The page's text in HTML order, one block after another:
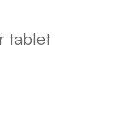
tablet